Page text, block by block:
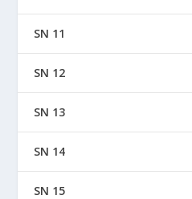
SN 11
SN 12
SN 13
SN 14
SN 15